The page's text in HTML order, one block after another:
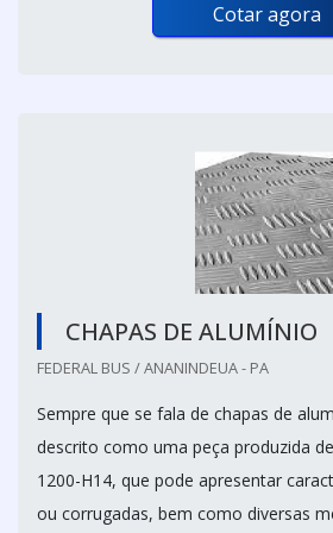
Cotar agora
CHAPAS DE ALUMÍNIO
FEDERAL BUS / ANANINDEUA - PA
Sempre que se fala de chapas de
descrito como uma peça produzida
1200-H14, que pode apresentar
ou corrugadas, bem como diversas